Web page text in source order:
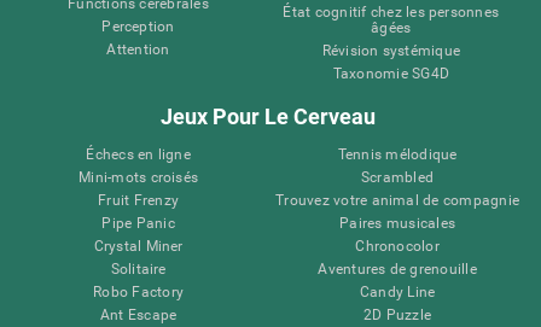
Functions cérébrales
Perception
Attention
État cognitif chez les personnes
âgées
Révision systémique
Taxonomie SG4D
Jeux Pour Le Cerveau
Échecs en ligne
Mini-mots croisés
Fruit Frenzy
Pipe Panic
Crystal Miner
Solitaire
Robo Factory
Ant Escape
Tennis mélodique
Scrambled
Trouvez votre animal de compagnie
Paires musicales
Chronocolor
Aventures de grenouille
Candy Line
2D Puzzle